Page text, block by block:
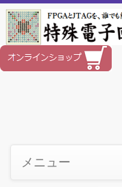
メニュー